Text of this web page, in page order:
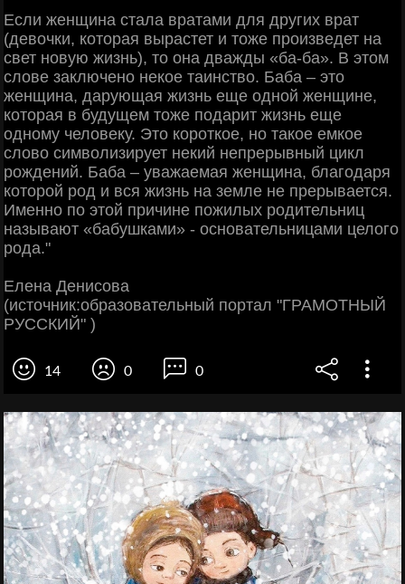
Если женщина стала вратами для других врат
(девочки, которая вырастет и тоже произведет на
свет новую жизнь), то она дважды «ба-ба». В этом
слове заключено некое таинство. Баба – это
женщина, дарующая жизнь еще одной женщине,
которая в будущем тоже подарит жизнь еще
одному человеку. Это короткое, но такое емкое
слово символизирует некий непрерывный цикл
рождений. Баба – уважаемая женщина, благодаря
которой род и вся жизнь на земле не прерывается.
Именно по этой причине пожилых родительниц
называют «бабушками» - основательницами целого
рода."
Елена Денисова
(источник:образовательный портал "ГРАМОТНЫЙ
РУССКИЙ" )
14 0 0